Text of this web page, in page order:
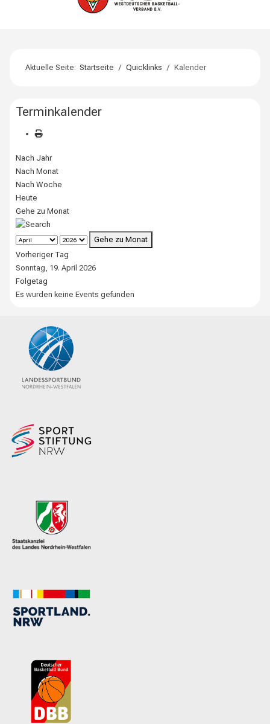
Aktuelle Seite:Startseite Quicklinks Kalender
Terminkalender
Nach Jahr
Nach Monat
Nach Woche
Heute
Gehe zu Monat
Gehe zu Monat
Vorheriger Tag
Sonntag, 19. April 2026
Folgetag
Es wurden keine Events gefunden